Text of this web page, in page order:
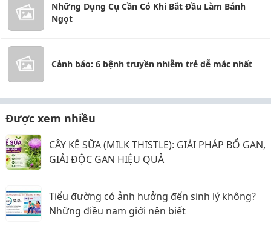
Những Dụng Cụ Cần Có Khi Bắt Đầu Làm Bánh
Ngọt
Cảnh báo: 6 bệnh truyền nhiễm trẻ dễ mắc nhất
Được xem nhiều
CÂY KẾ SỮA (MILK THISTLE): GIẢI PHÁP BỔ GAN,
GIẢI ĐỘC GAN HIỆU QUẢ
Tiểu đường có ảnh hưởng đến sinh lý không?
Những điều nam giới nên biết